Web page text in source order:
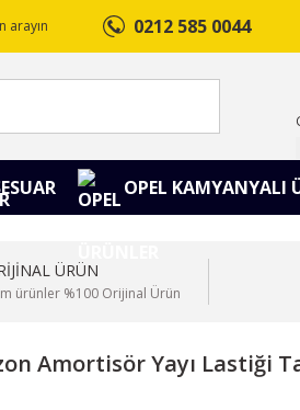
arayın 0212 585 0044
OPEL KAMYANYALI
ÜRÜN
ürünler %100 Orijinal Ürün
Amortisör Yayı Lastiği